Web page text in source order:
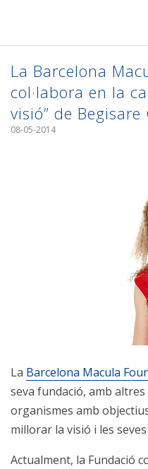
La Barcelona
col·labora en la
visió” de Begisare
08-05-2014
La Barcelona Macula
seva fundació, amb
organismes amb
millorar la visió i les
Actualment, la Fundació